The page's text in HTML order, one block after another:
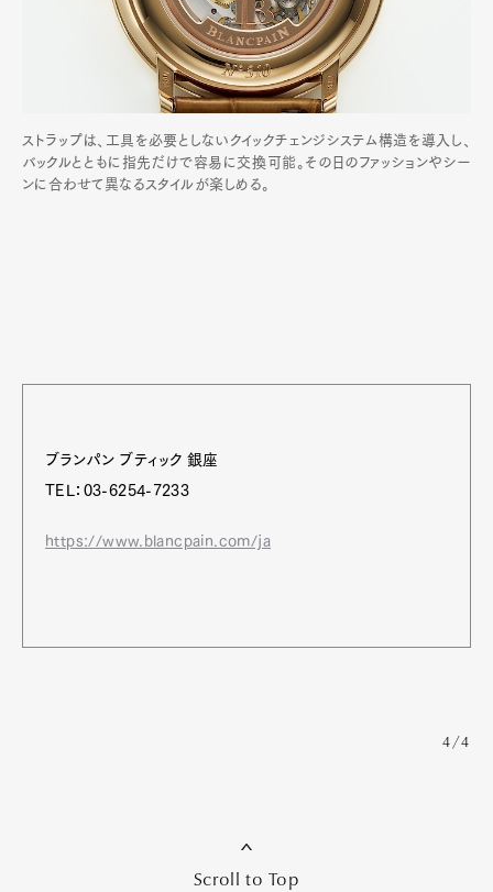
ストラップは、工具を必要としないクイックチェンジシステム構造を導入し、
バックルとともに指先だけで容易に交換可能。その日のファッションやシー
ンに合わせて異なるスタイルが楽しめる。
ブランパン ブティック 銀座
TEL：03-6254-7233
https://www.blancpain.com/ja
4/4
Scroll to Top